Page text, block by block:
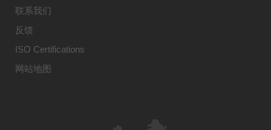
联系我们
反馈
ISO Certifications
网站地图